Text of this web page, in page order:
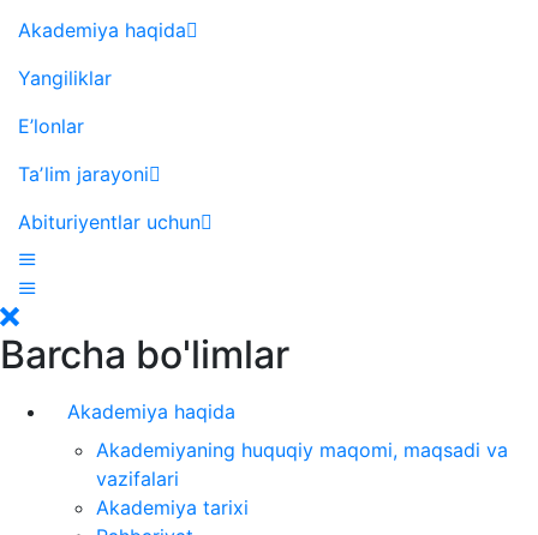
Akademiya haqida
Yangiliklar
E’lonlar
Taʼlim jarayoni
Abituriyentlar uchun
Barcha bo'limlar
Akademiya haqida
Akademiyaning huquqiy maqomi, maqsadi va
vazifalari
Akademiya tarixi